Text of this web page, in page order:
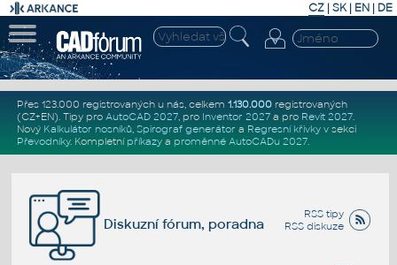
CZ | SK| EN | DE
Přes 123.000 registrovaných u nás, celkem 1.130.000registrovaných
(CZ+EN). Tipy pro AutoCAD 2027, pro Inventor 2027a pro Revit 2027.
Nový Kalkulátor nosníků, Spirograf generátor a Regresní křivkyv sekci
Převodníky. Kompletní příkazya proměnné AutoCADu 2027.
RSS tipy
RSS diskuze
Diskuzní fórum, poradna